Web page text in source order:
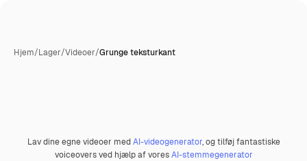
Hjem/Lager/Videoer/Grunge teksturkant
Lav dine egne videoer medAI-videogenerator, og tilføj fantastiske
voiceovers ved hjælp af voresAI-stemmegenerator